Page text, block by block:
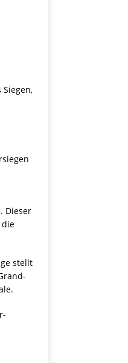
Dieser
die
stellt